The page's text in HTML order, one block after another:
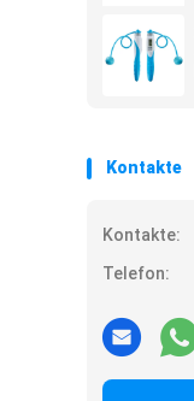
Kontakte
Kontakte:
Telefon: